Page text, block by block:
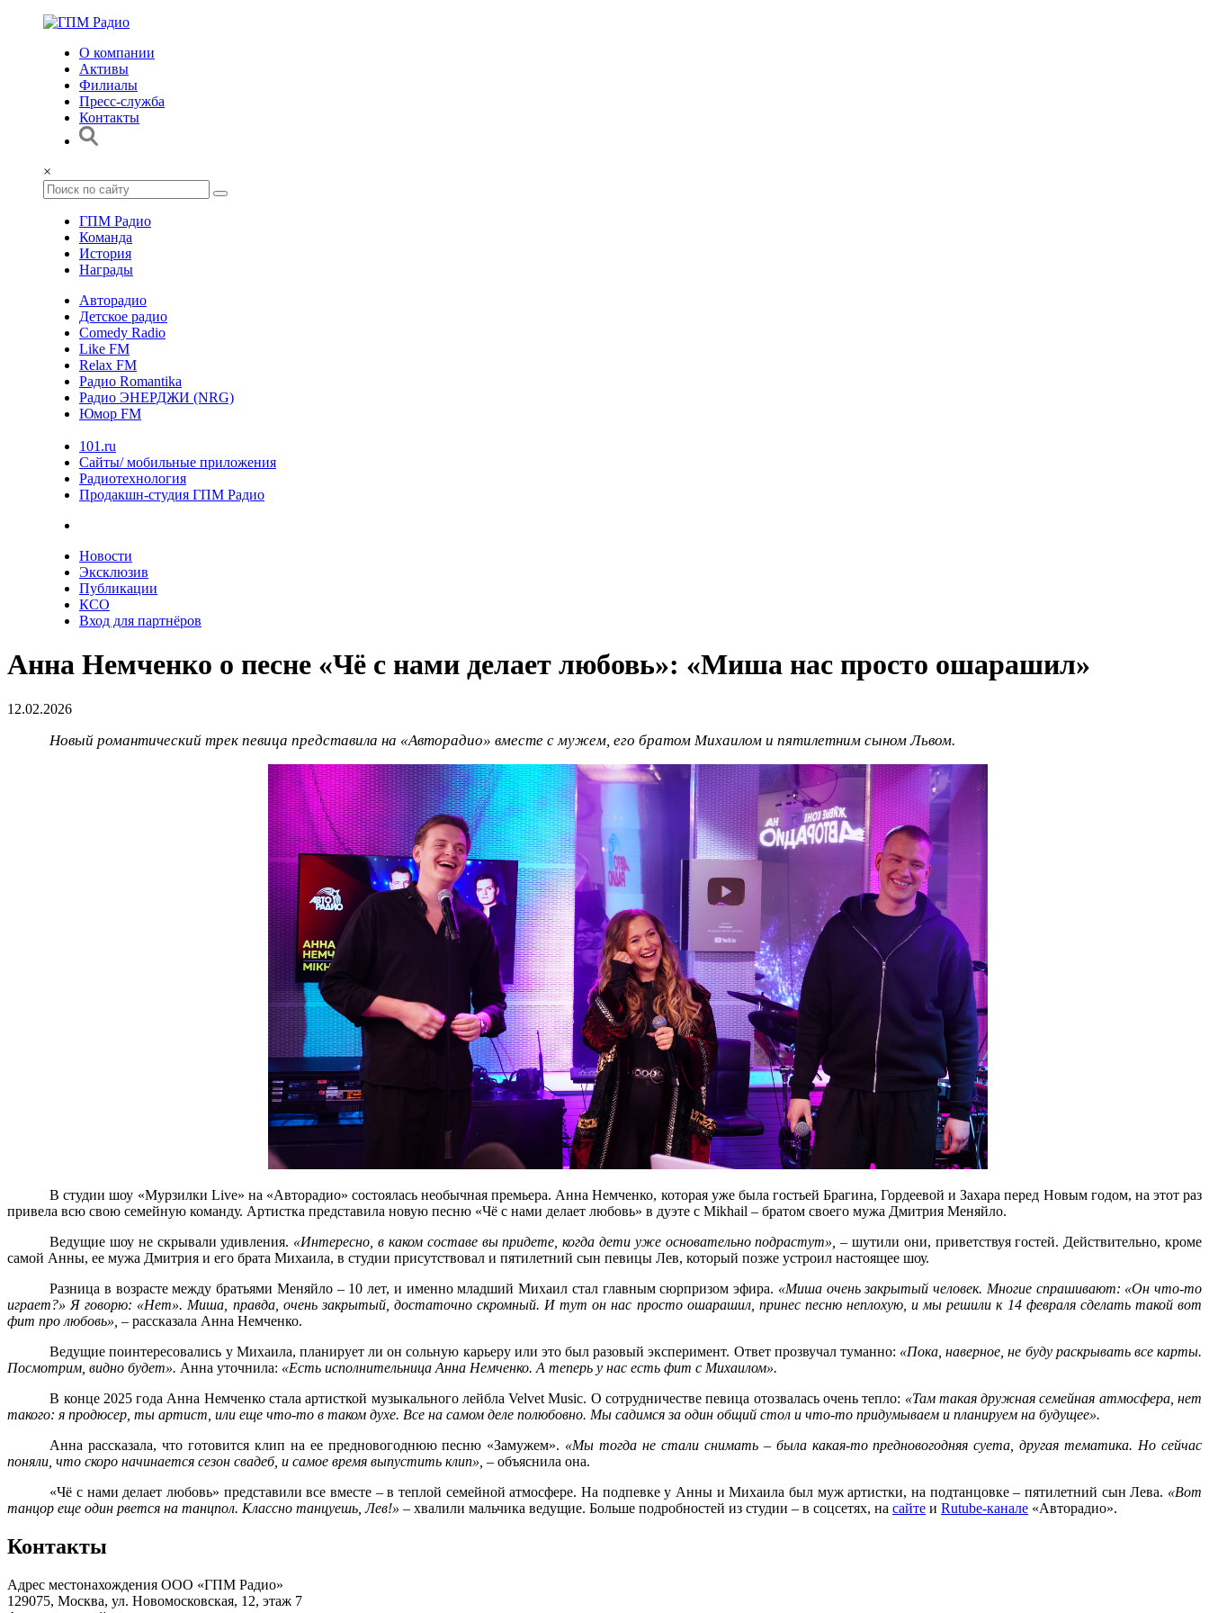
О компании
Активы
Филиалы
Пресс-служба
Контакты
×
ГПМ Радио
Команда
История
Награды
Авторадио
Детское радио
Comedy Radio
Like FM
Relax FM
Радио Romantika
Радио ЭНЕРДЖИ (NRG)
Юмор FM
101.ru
Сайты/ мобильные приложения
Радиотехнология
Продакшн-студия ГПМ Радио
Новости
Эксклюзив
Публикации
КСО
Вход для партнёров
Анна Немченко о песне «Чё с нами делает любовь»: «Миша нас просто ошарашил»
12.02.2026
Новый романтический трек певица представила на «Авторадио» вместе с мужем, его братом Михаилом и пятилетним сыном Львом.
В студии шоу «Мурзилки Live» на «Авторадио» состоялась необычная премьера. Анна Немченко, которая уже была гостьей Брагина, Гордеевой и Захара перед Новым годом, на этот раз
привела всю свою семейную команду. Артистка представила новую песню «Чё с нами делает любовь» в дуэте с Mikhail – братом своего мужа Дмитрия Меняйло.
Ведущие шоу не скрывали удивления. «Интересно, в каком составе вы придете, когда дети уже основательно подрастут»,– шутили они, приветствуя гостей. Действительно, кроме
самой Анны, ее мужа Дмитрия и его брата Михаила, в студии присутствовал и пятилетний сын певицы Лев, который позже устроил настоящее шоу.
Разница в возрасте между братьями Меняйло – 10 лет, и именно младший Михаил стал главным сюрпризом эфира. «Миша очень закрытый человек. Многие спрашивают: «Он что-то
играет?» Я говорю: «Нет». Миша, правда, очень закрытый, достаточно скромный. И тут он нас просто ошарашил, принес песню неплохую, и мы решили к 14 февраля сделать такой вот
фит про любовь», – рассказала Анна Немченко.
Ведущие поинтересовались у Михаила, планирует ли он сольную карьеру или это был разовый эксперимент. Ответ прозвучал туманно: «Пока, наверное, не буду раскрывать все карты.
Посмотрим, видно будет». Анна уточнила: «Есть исполнительница Анна Немченко. А теперь у нас есть фит с Михаилом».
В конце 2025 года Анна Немченко стала артисткой музыкального лейбла Velvet Music. О сотрудничестве певица отозвалась очень тепло: «Там такая дружная семейная атмосфера, нет
такого: я продюсер, ты артист, или еще что-то в таком духе. Все на самом деле полюбовно. Мы садимся за один общий стол и что-то придумываем и планируем на будущее».
Анна рассказала, что готовится клип на ее предновогоднюю песню «Замужем». «Мы тогда не стали снимать – была какая-то предновогодняя суета, другая тематика. Но сейчас
поняли, что скоро начинается сезон свадеб, и самое время выпустить клип», – объяснила она.
«Чё с нами делает любовь» представили все вместе – в теплой семейной атмосфере. На подпевке у Анны и Михаила был муж артистки, на подтанцовке – пятилетний сын Лева. «Вот
танцор еще один рвется на танцпол. Классно танцуешь, Лев!» – хвалили мальчика ведущие. Больше подробностей из студии – в соцсетях, на сайте и Rutube-канале «Авторадио».
Контакты
Адрес местонахождения ООО «ГПМ Радио»
129075, Москва, ул. Новомосковская, 12, этаж 7